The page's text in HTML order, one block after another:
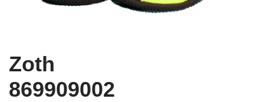
Zoth
869909002